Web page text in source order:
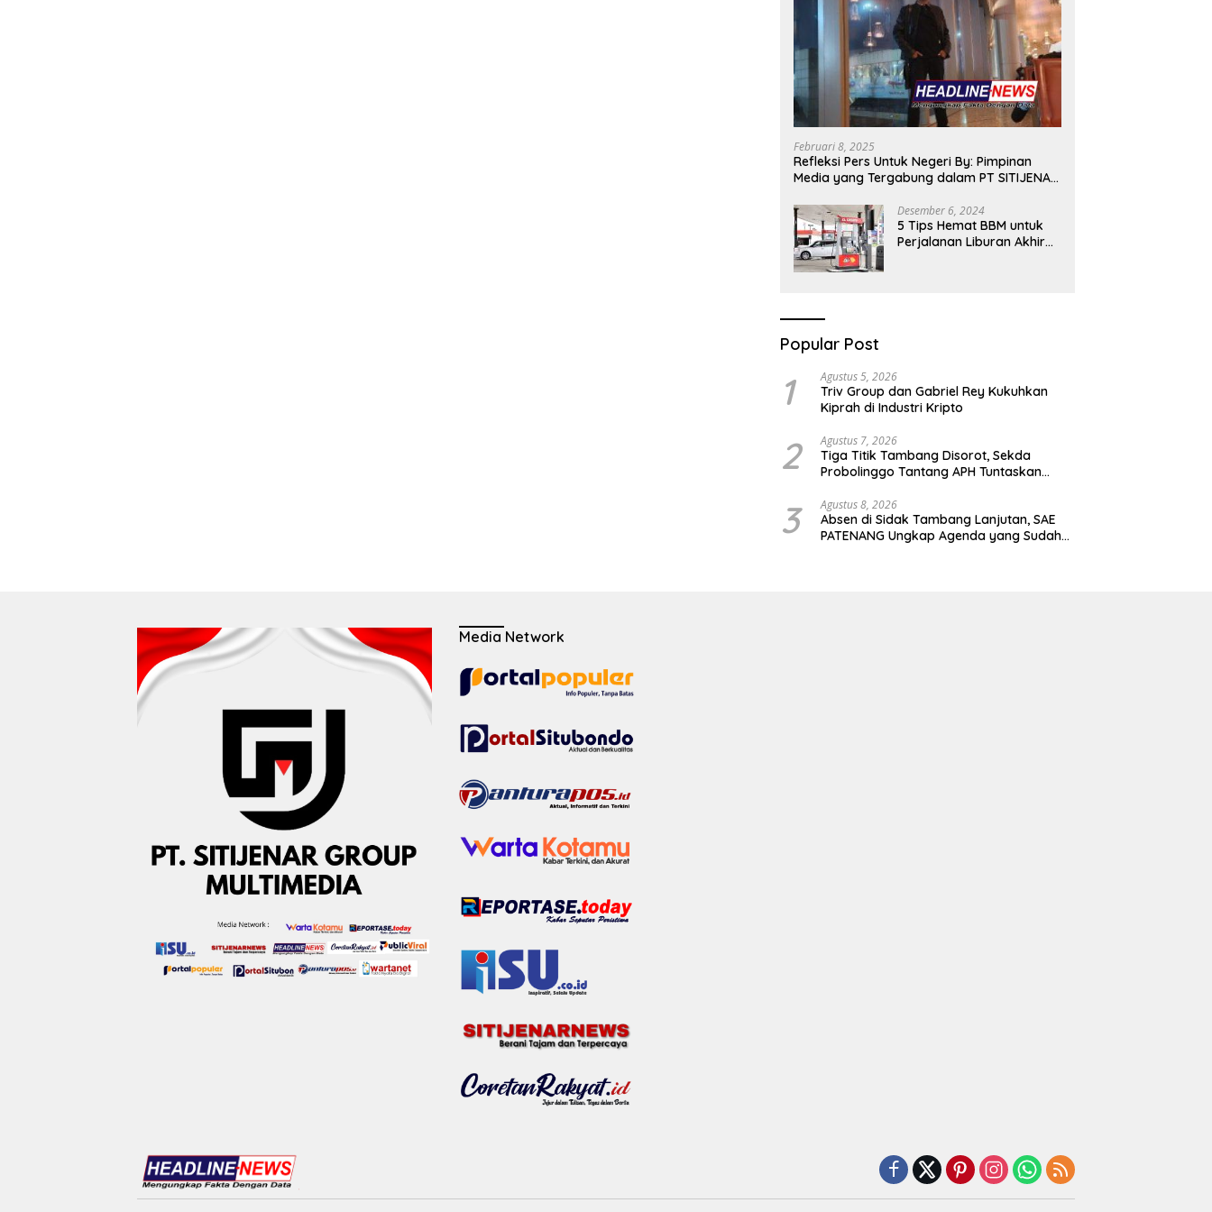
Februari 8, 2025
Refleksi Pers Untuk Negeri By: Pimpinan
Media yang Tergabung dalam PT SITIJENAR
Desember 6, 2024
5 Tips Hemat BBM untuk
Perjalanan Liburan Akhir
Popular Post
1 Agustus 5, 2026
Triv Group dan Gabriel Rey Kukuhkan
Kiprah di Industri Kripto
2 Agustus 7, 2026
Tiga Titik Tambang Disorot, Sekda
Probolinggo Tantang APH Tuntaskan
3 Agustus 8, 2026
Absen di Sidak Tambang Lanjutan, SAE
PATENANG Ungkap Agenda yang Sudah
Media Network